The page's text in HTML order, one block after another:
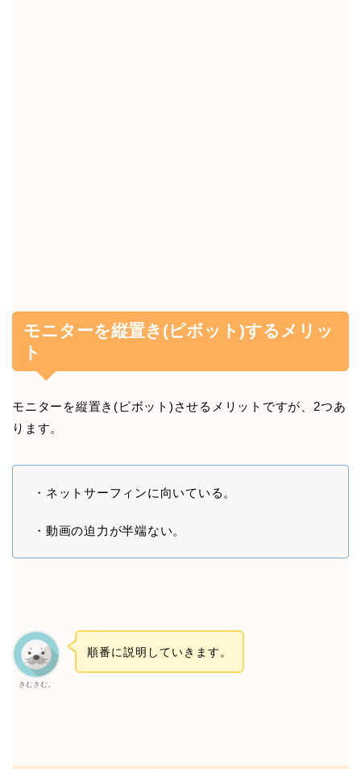
モニターを縦置き(ピボット)するメリッ
ト
モニターを縦置き(ピボット)させるメリットですが、2つあ
ります。
・ネットサーフィンに向いている。
・動画の迫力が半端ない。
きむきむ。
順番に説明していきます。